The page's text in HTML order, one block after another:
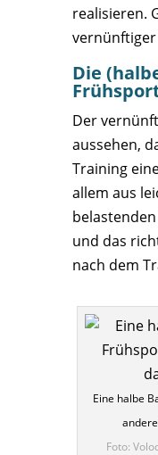
realisieren.
Die
Der
aussehen,
Training
allem aus
und das
nach dem
Eine halbe
Foto: